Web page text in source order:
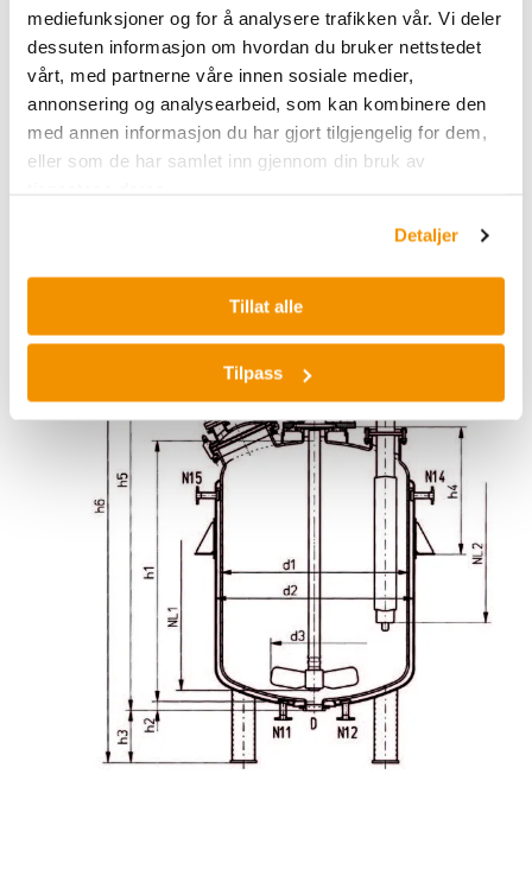
mediefunksjoner og for å analysere trafikken vår. Vi deler
dessuten informasjon om hvordan du bruker nettstedet
vårt, med partnerne våre innen sosiale medier,
annonsering og analysearbeid, som kan kombinere den
med annen informasjon du har gjort tilgjengelig for dem,
eller som de har samlet inn gjennom din bruk av
Detaljer
Tillat alle
Tilpass